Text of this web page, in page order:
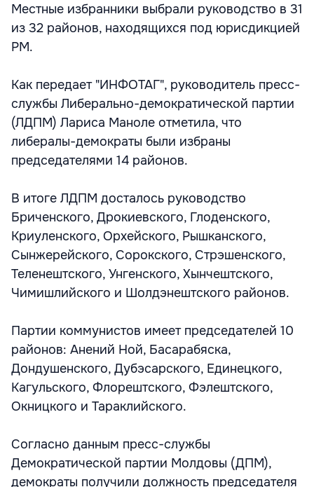
Местные избранники выбрали руководство в 31
из 32 районов, находящихся под юрисдикцией
РМ.
Как передает "ИНФОТАГ", руководитель пресс-
службы Либерально-демократической партии
(ЛДПМ) Лариса Маноле отметила, что
либералы-демократы были избраны
председателями 14 районов.
В итоге ЛДПМ досталось руководство
Бриченского, Дрокиевского, Глоденского,
Криуленского, Орхейского, Рышканского,
Сынжерейского, Сорокского, Стрэшенского,
Теленештского, Унгенского, Хынчештского,
Чимишлийского и Шолдэнештского районов.
Партии коммунистов имеет председателей 10
районов: Анений Ной, Басарабяска,
Дондушенского, Дубэсарского, Единецкого,
Кагульского, Флорештского, Фэлештского,
Окницкого и Тараклийского.
Согласно данным пресс-службы
Демократической партии Молдовы (ДПМ),
демократы получили должность председателя